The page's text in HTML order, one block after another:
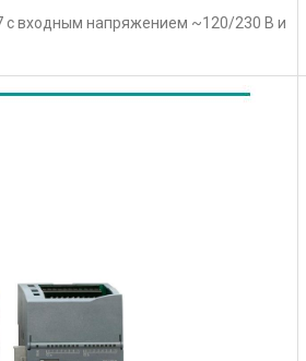
с входным напряжением ~120/230 В и